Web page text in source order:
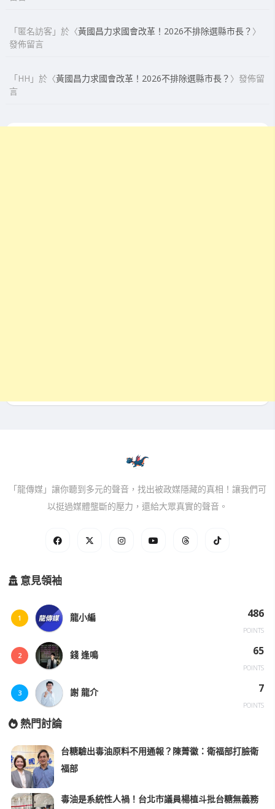
「匿名訪客 」於〈黃國昌力求國會改革！2026不排除選縣市長？ 〉
發佈留言
「HH 」於〈黃國昌力求國會改革！2026不排除選縣市長？ 〉發佈留
言
「龍傳媒」讓你聽到多元的聲音，找出被政媒隱藏的真相！讓我們可
以挺過媒體壟斷的壓力，還給大眾真實的聲音。
意見領袖
1 龍小編 486
POINTS
2 錢 逢鳴 65
POINTS
3 謝 龍介 7
POINTS
熱門討論
台糖驗出毒油原料不用通報？陳菁徽：衛福部打臉衛
福部
毒油是系統性人禍！台北市議員楊植斗批台糖無義務